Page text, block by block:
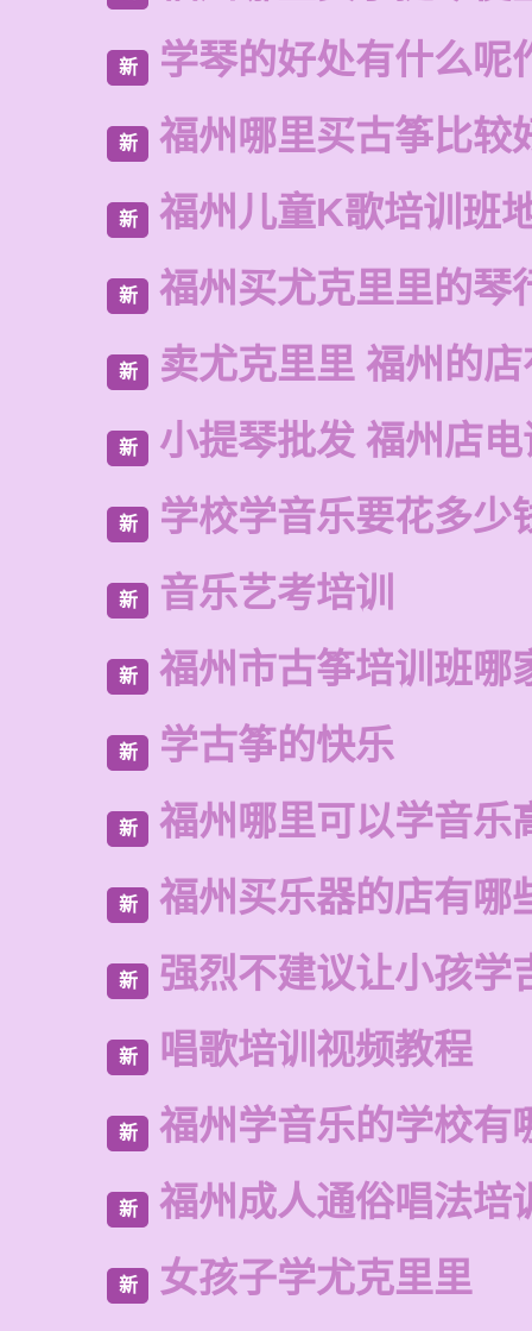
新 学琴的好处有什么呢
新 福州哪里买古筝比较
新 福州儿童K歌培训班
新 福州买尤克里里的琴
新 卖尤克里里 福州的
新 小提琴批发 福州店
新 学校学音乐要花多少
新 音乐艺考培训
新 福州市古筝培训班哪
新 学古筝的快乐
新 福州哪里可以学音乐
新 福州买乐器的店有哪
新 强烈不建议让小孩学
新 唱歌培训视频教程
新 福州学音乐的学校有
新 福州成人通俗唱法培
新 女孩子学尤克里里